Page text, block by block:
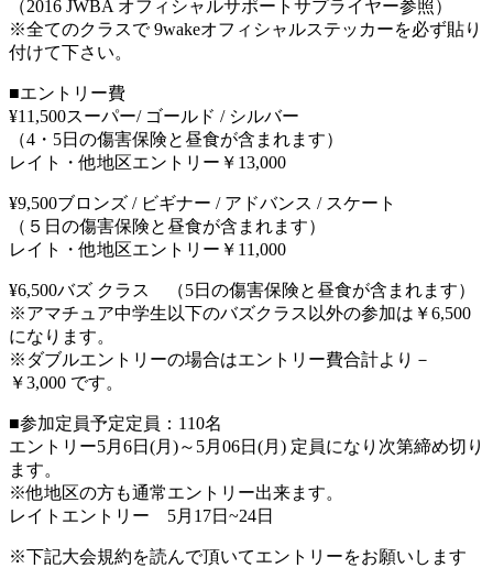
（2016 JWBA オフィシャルサポートサプライヤー参照）
※全てのクラスで 9wakeオフィシャルステッカーを必ず貼り
付けて下さい。
■エントリー費
¥11,500スーパー/ ゴールド / シルバー
（4・5日の傷害保険と昼食が含まれます）
レイト・他地区エントリー￥13,000
¥9,500ブロンズ / ビギナー / アドバンス / スケート
（５日の傷害保険と昼食が含まれます）
レイト・他地区エントリー￥11,000
¥6,500バズ クラス （5日の傷害保険と昼食が含まれます）
※アマチュア中学生以下のバズクラス以外の参加は￥6,500
になります。
※ダブルエントリーの場合はエントリー費合計より－
￥3,000 です。
■参加定員予定定員：110名
エントリー5月6日(月)～5月06日(月) 定員になり次第締め切り
ます。
※他地区の方も通常エントリー出来ます。
レイトエントリー 5月17日~24日
※下記大会規約を読んで頂いてエントリーをお願いします